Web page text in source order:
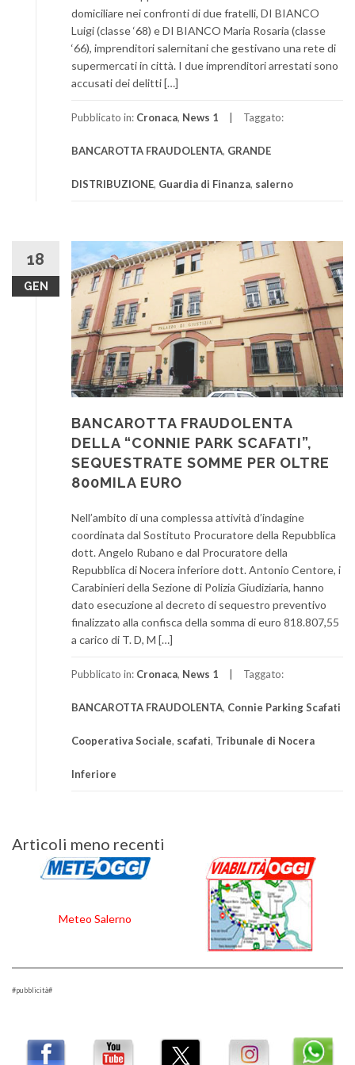
domiciliare nei confronti di due fratelli, DI BIANCO
Luigi (classe ‘68) e DI BIANCO Maria Rosaria (classe
‘66), imprenditori salernitani che gestivano una rete di
supermercati in città. I due imprenditori arrestati sono
accusati dei delitti […]
Pubblicato in: Cronaca, News 1 Taggato:
BANCAROTTA FRAUDOLENTA, GRANDE
DISTRIBUZIONE, Guardia di Finanza, salerno
18
GEN
BANCAROTTA FRAUDOLENTA
DELLA “CONNIE PARK SCAFATI”,
SEQUESTRATE SOMME PER OLTRE
800MILA EURO
Nell’ambito di una complessa attività d’indagine
coordinata dal Sostituto Procuratore della Repubblica
dott. Angelo Rubano e dal Procuratore della
Repubblica di Nocera inferiore dott. Antonio Centore, i
Carabinieri della Sezione di Polizia Giudiziaria, hanno
dato esecuzione al decreto di sequestro preventivo
finalizzato alla confisca della somma di euro 818.807,55
a carico di T. D, M […]
Pubblicato in: Cronaca, News 1 Taggato:
BANCAROTTA FRAUDOLENTA, Connie Parking Scafati
Cooperativa Sociale, scafati, Tribunale di Nocera
Inferiore
Navigazione
articoli
Articoli meno recenti
Meteo Salerno
#pubblicità#